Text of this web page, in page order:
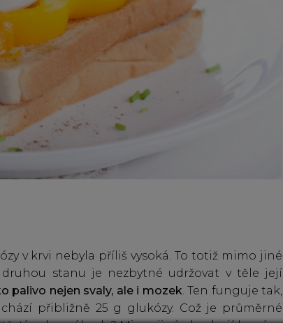
v krvi nebyla příliš vysoká. To totiž mimo jiné
stanu je nezbytné udržovat v těle její
palivo nejen svaly, ale i mozek. Ten funguje tak,
přibližně 25 g glukózy. Což je průměrné